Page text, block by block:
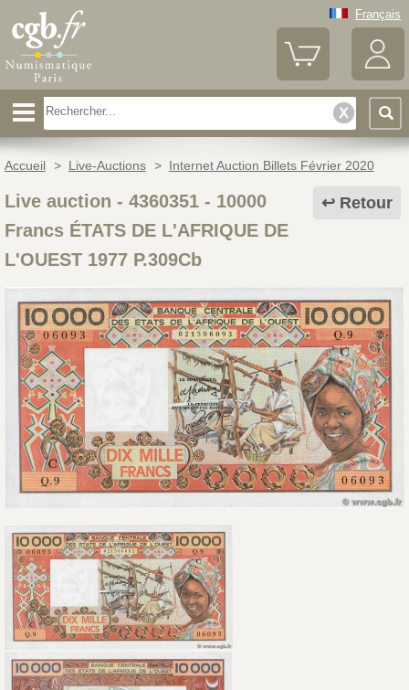
Français
Accueil > Live-Auctions > Internet Auction Billets Février 2020
Retour
Live auction - 4360351- 10000
Francs ÉTATS DE L'AFRIQUE DE
L'OUEST 1977 P.309Cb